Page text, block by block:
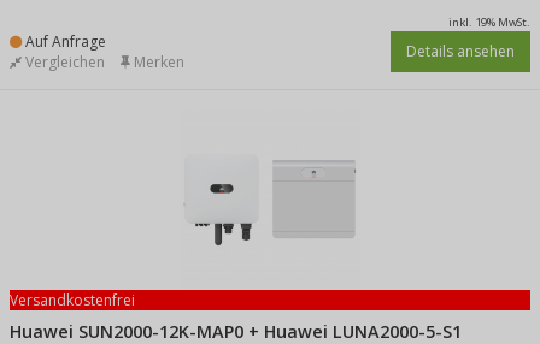
inkl. 19% MwSt.
Auf Anfrage Details ansehen
Vergleichen Merken
Versandkostenfrei
Huawei SUN2000-12K-MAP0 + Huawei LUNA2000-5-S1